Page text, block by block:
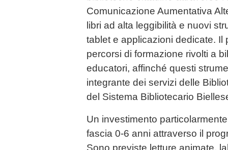
Comunicazione Aumentativa
libri ad alta leggibilità e nuovi
tablet e applicazioni dedicate. Il
percorsi di formazione rivolti a
educatori, affinché questi
integrante dei servizi delle
del Sistema Bibliotecario
Un investimento
fascia 0-6 anni attraverso il
Sono previste letture animate,